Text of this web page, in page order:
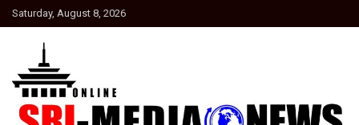
Skip
to
Saturday, August 8, 2026